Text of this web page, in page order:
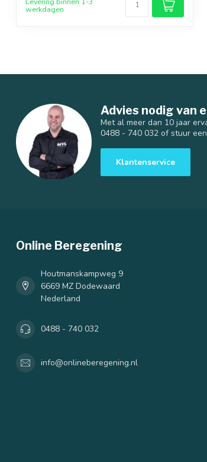
werkdagen
Advies nodig van
Met al meer dan 10 jaar
0488 - 740 032 of stuur
Klantenservice
Online Beregening
Houtmanskampweg 9
6669 MZ Dodewaard
Nederland
0488 - 740 032
info@onlineberegening.nl